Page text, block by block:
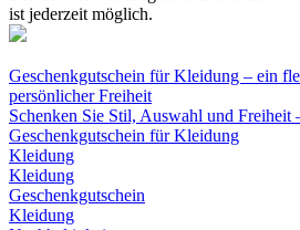
ist jederzeit möglich.
Geschenkgutschein für Kleidung – ein
persönlicher Freiheit
Schenken Sie Stil, Auswahl und Freiheit
Geschenkgutschein für Kleidung
Kleidung
Kleidung
Geschenkgutschein
Kleidung